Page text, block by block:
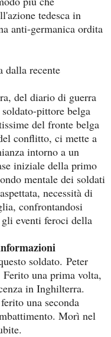
tedesca in
anti-germanica ordita
dalla recente
del diario di guerra
pittore belga
del fronte belga
conflitto, ci mette a
intorno a un
iniziale della primo
mentale dei soldati
necessità di
confrontandosi
gli eventi feroci della
soldato. Peter
una prima volta,
in Inghilterra.
una seconda
Morì nel